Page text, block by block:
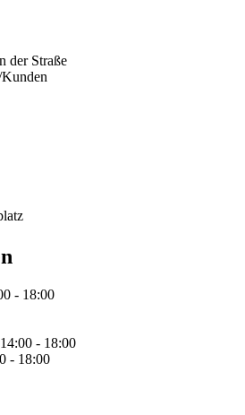
der Straße
- 18:00
- 18:00
- 18:00